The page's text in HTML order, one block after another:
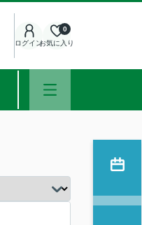
ログインお気に入り
0